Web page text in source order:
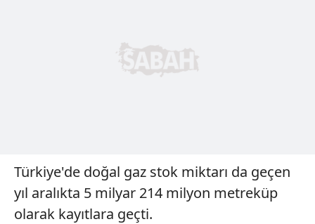
Türkiye'de doğal gaz stok miktarı da geçen
yıl aralıkta 5 milyar 214 milyon metreküp
olarak kayıtlara geçti.